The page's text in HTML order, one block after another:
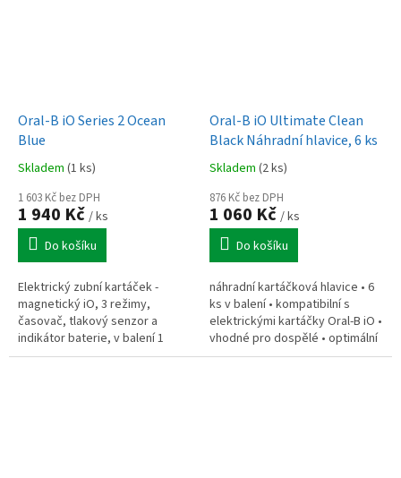
Oral-B iO Series 2 Ocean
Blue
Skladem (1 ks)
1 603 Kč bez DPH
1 940 Kč / ks
Do košíku
Elektrický zubní kartáček -
magnetický iO, 3 režimy,
časovač, tlakový senzor a
indikátor baterie, v balení 1
hlavice a pouzdro
Oral-B iO Ultimate Clean
Black Náhradní hlavice, 6 ks
Skladem (2 ks)
876 Kč bez DPH
1 060 Kč / ks
Do košíku
náhradní kartáčková hlavice • 6
ks v balení • kompatibilní s
elektrickými kartáčky Oral-B iO •
vhodné pro dospělé • optimální
zkosení vláken • signalizace